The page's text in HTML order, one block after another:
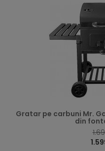
Gratar pe carbuni Mr.
din